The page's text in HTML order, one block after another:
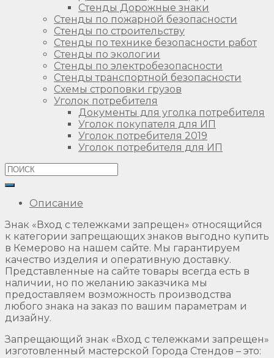
Стенды Дорожные знаки
Стенды по пожарной безопасности
Стенды по строительству
Стенды по технике безопасности работ
Стенды по экологии
Стенды по электробезопасности
Стенды транспортной безопасности
Схемы строповки грузов
Уголок потребителя
Документы для уголка потребителя
Уголок покупателя для ИП
Уголок потребителя 2019
Уголок потребителя для ИП
Описание
Знак «Вход с тележками запрещен» относящийся
к категории запрещающих знаков выгодно купить
в Кемерово на нашем сайте. Мы гарантируем
качество изделия и оперативную доставку.
Представленные на сайте товары всегда есть в
наличии, но по желанию заказчика мы
предоставляем возможность производства
любого знака на заказ по вашим параметрам и
дизайну.
Запрещающий знак «Вход с тележками запрещен»
изготовленный мастерской Города Стендов – это: